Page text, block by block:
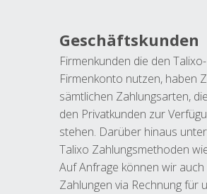
Geschäftskunden
Firmenkunden die den Talixo-
Firmenkonto nutzen, haben
sämtlichen Zahlungsarten,
den Privatkunden zur
stehen. Darüber hinaus
Talixo Zahlungsmethoden
Auf Anfrage können wir auch
Zahlungen via Rechnung für